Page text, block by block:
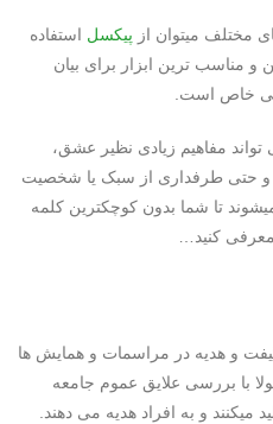
مختلف میتوان از پیکسل استفاده
مناسب ترین ابزار برای بیان
خاص است.
تواند مفاهیم زیادی نظیر عشق،
و حتی طرفداری از سبک یا شخصیت
تا شما بدون کوچکترین کلمه
معرفی کنید…
و هدیه در مراسمات و همایش ها
با بررسی علایق عموم جامعه
میکنند و به افراد هدیه می دهند.